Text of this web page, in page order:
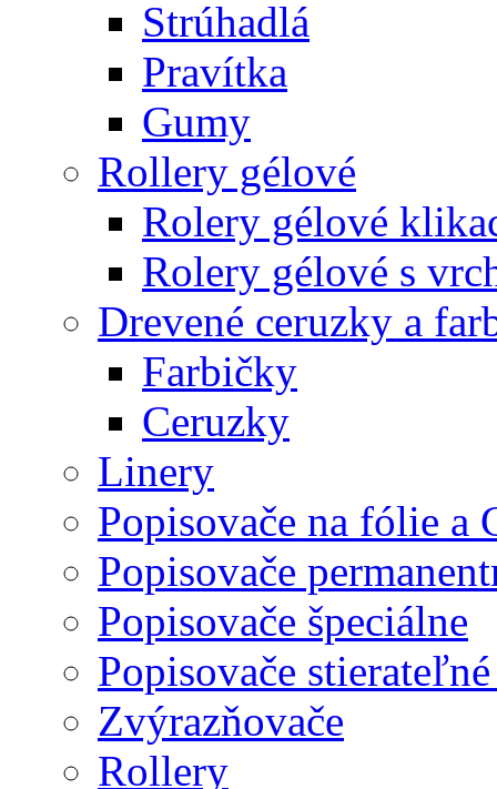
Strúhadlá
Pravítka
Gumy
Rollery gélové
Rolery gélové
Rolery gélové s
Drevené ceruzky a
Farbičky
Ceruzky
Linery
Popisovače na fólie a
Popisovače
Popisovače špeciálne
Popisovače
Zvýrazňovače
Rollery